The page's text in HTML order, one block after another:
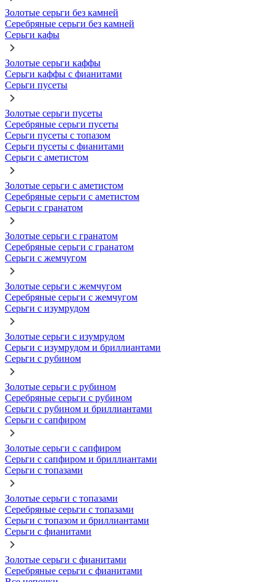
Золотые серьги без камней
Серебряные серьги без камней
Серьги кафы
Золотые серьги каффы
Серьги каффы с фианитами
Серьги пусеты
Золотые серьги пусеты
Серебряные серьги пусеты
Серьги пусеты с топазом
Серьги пусеты с фианитами
Серьги с аметистом
Золотые серьги с аметистом
Серебряные серьги с аметистом
Серьги с гранатом
Золотые серьги с гранатом
Серебряные серьги с гранатом
Серьги с жемчугом
Золотые серьги с жемчугом
Серебряные серьги с жемчугом
Серьги с изумрудом
Золотые серьги с изумрудом
Серьги с изумрудом и бриллиантами
Серьги с рубином
Золотые серьги с рубином
Серебряные серьги с рубином
Серьги с рубином и бриллиантами
Серьги с сапфиром
Золотые серьги с сапфиром
Серьги с сапфиром и бриллиантами
Серьги с топазами
Золотые серьги с топазами
Серебряные серьги с топазами
Серьги с топазом и бриллиантами
Серьги с фианитами
Золотые серьги с фианитами
Серебряные серьги с фианитами